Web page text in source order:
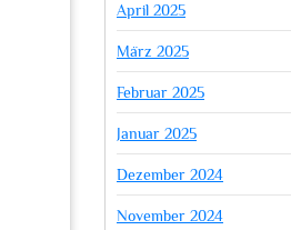
April 2025
März 2025
Februar 2025
Januar 2025
Dezember 2024
November 2024